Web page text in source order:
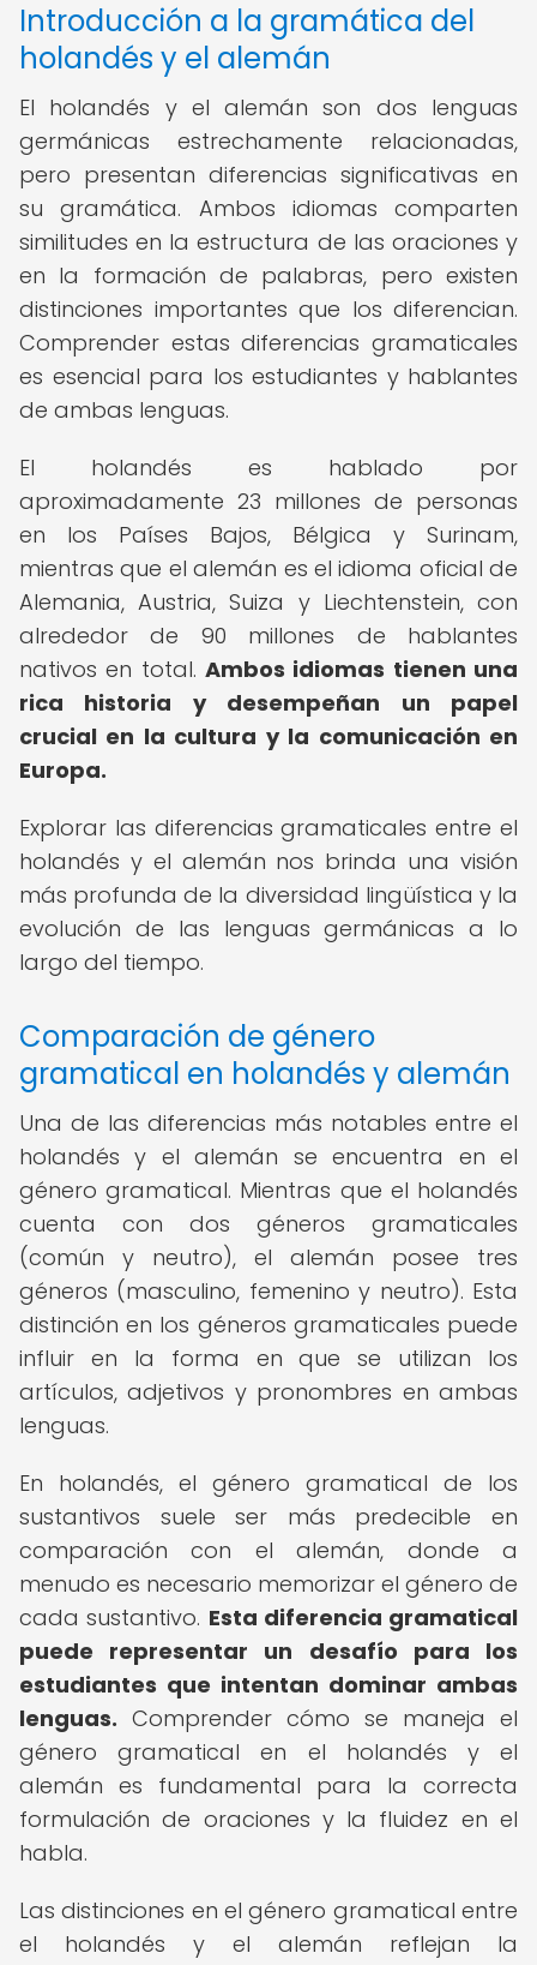
Introducción a la gramática del
holandés y el alemán
El holandés y el alemán son dos lenguas
germánicas estrechamente relacionadas,
pero presentan diferencias significativas en
su gramática. Ambos idiomas comparten
similitudes en la estructura de las oraciones y
en la formación de palabras, pero existen
distinciones importantes que los diferencian.
Comprender estas diferencias gramaticales
es esencial para los estudiantes y hablantes
de ambas lenguas.
El holandés es hablado por
aproximadamente 23 millones de personas
en los Países Bajos, Bélgica y Surinam,
mientras que el alemán es el idioma oficial de
Alemania, Austria, Suiza y Liechtenstein, con
alrededor de 90 millones de hablantes
nativos en total. Ambos idiomas tienen una
rica historia y desempeñan un papel
crucial en la cultura y la comunicación en
Europa.
Explorar las diferencias gramaticales entre el
holandés y el alemán nos brinda una visión
más profunda de la diversidad lingüística y la
evolución de las lenguas germánicas a lo
largo del tiempo.
Comparación de género
gramatical en holandés y alemán
Una de las diferencias más notables entre el
holandés y el alemán se encuentra en el
género gramatical. Mientras que el holandés
cuenta con dos géneros gramaticales
(común y neutro), el alemán posee tres
géneros (masculino, femenino y neutro). Esta
distinción en los géneros gramaticales puede
influir en la forma en que se utilizan los
artículos, adjetivos y pronombres en ambas
lenguas.
En holandés, el género gramatical de los
sustantivos suele ser más predecible en
comparación con el alemán, donde a
menudo es necesario memorizar el género de
cada sustantivo. Esta diferencia gramatical
puede representar un desafío para los
estudiantes que intentan dominar ambas
lenguas. Comprender cómo se maneja el
género gramatical en el holandés y el
alemán es fundamental para la correcta
formulación de oraciones y la fluidez en el
habla.
Las distinciones en el género gramatical entre
el holandés y el alemán reflejan la